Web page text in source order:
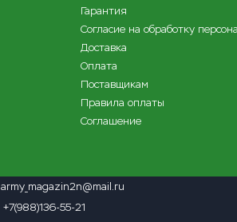
Гарантия
Согласие на обработку
Доставка
Оплата
Поставщикам
Правила оплаты
Соглашение
army_magazin2n@mail.ru
+7(988)136-55-21